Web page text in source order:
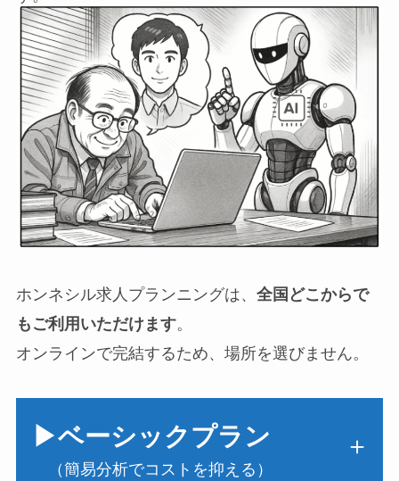
ホンネシル求人プランニングは、 全国どこからで
もご利用いただけます。
オンラインで完結するため、場所を選びません。
▶ベーシックプラン
（簡易分析でコストを抑える）